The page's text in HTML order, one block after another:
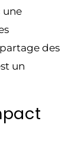
une
des
un